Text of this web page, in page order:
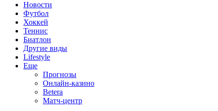
Новости
Футбол
Хоккей
Теннис
Биатлон
Другие виды
Lifestyle
Еще
Прогнозы
Онлайн-казино
Betera
Матч-центр